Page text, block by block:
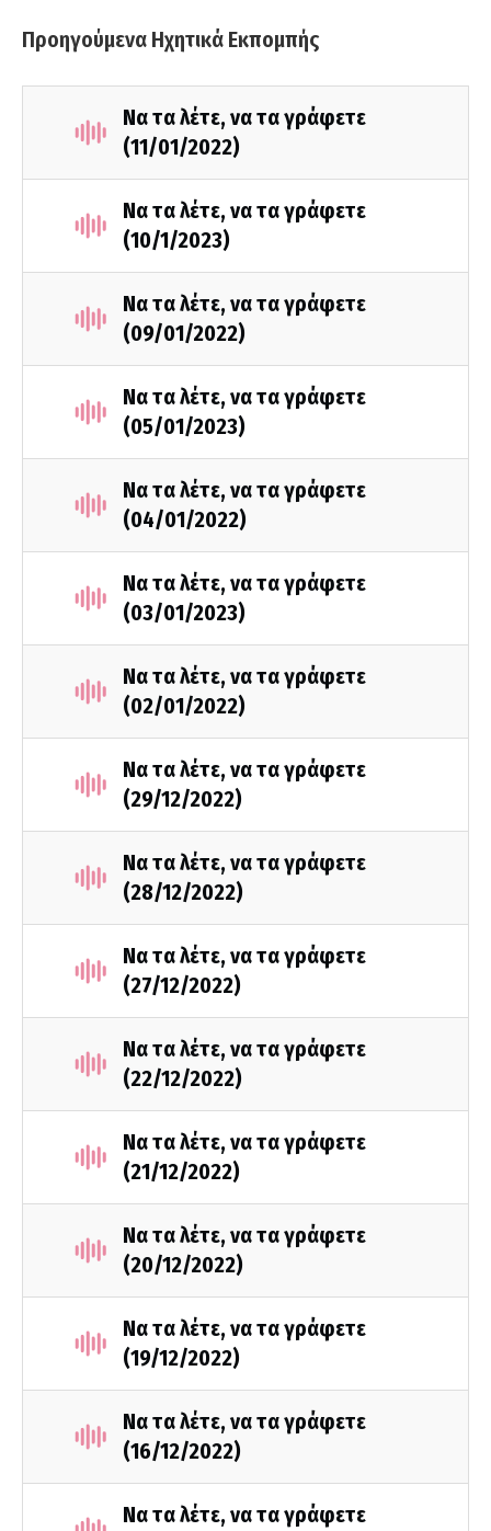
Προηγούμενα Ηχητικά Εκπομπής
Να τα λέτε, να τα γράφετε
(11/01/2022)
Να τα λέτε, να τα γράφετε
(10/1/2023)
Nα τα λέτε, να τα γράφετε
(09/01/2022)
Να τα λέτε, να τα γράφετε
(05/01/2023)
Nα τα λέτε, να τα γράφετε
(04/01/2022)
Να τα λέτε, να τα γράφετε
(03/01/2023)
Nα τα λέτε, να τα γράφετε
(02/01/2022)
Να τα λέτε, να τα γράφετε
(29/12/2022)
Nα τα λέτε, να τα γράφετε
(28/12/2022)
Να τα λέτε, να τα γράφετε
(27/12/2022)
Να τα λέτε, να τα γράφετε
(22/12/2022)
Να τα λέτε, να τα γράφετε
(21/12/2022)
Να τα λέτε, να τα γράφετε
(20/12/2022)
Να τα λέτε, να τα γράφετε
(19/12/2022)
Να τα λέτε, να τα γράφετε
(16/12/2022)
Να τα λέτε, να τα γράφετε